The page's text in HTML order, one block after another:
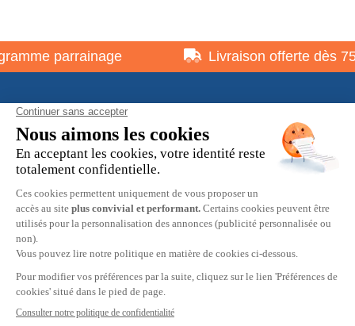
parrainage Livraison offerte dès 75
À propos
Informations pratiques
Restons en contact
© 2026 HOBBY MAX -Mentions légales